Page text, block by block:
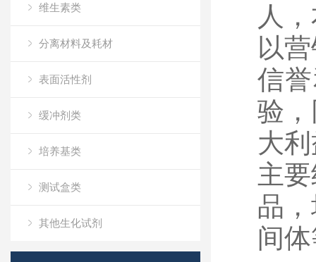
维生素类
分离材料及耗材
表面活性剂
缓冲剂类
培养基类
测试盒类
其他生化试剂
人
以
信
验
大
主
品
间